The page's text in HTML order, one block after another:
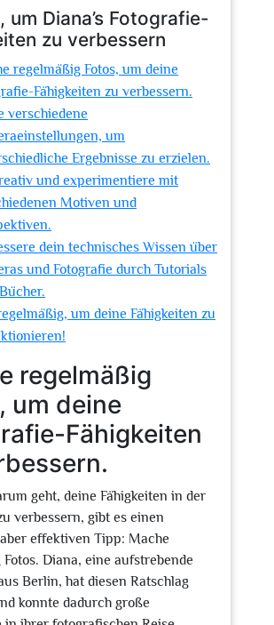
um Diana’s Fotografie-
zu verbessern
regelmäßig Fotos, um deine
Fähigkeiten zu verbessern.
verschiedene
um
Ergebnisse zu erzielen.
und experimentiere mit
Motiven und
dein technisches Wissen über
und Fotografie durch Tutorials
um deine Fähigkeiten zu
regelmäßig
um deine
Fähigkeiten
geht, deine Fähigkeiten in der
verbessern, gibt es einen
effektiven Tipp: Mache
Diana, eine aufstrebende
Berlin, hat diesen Ratschlag
konnte dadurch große